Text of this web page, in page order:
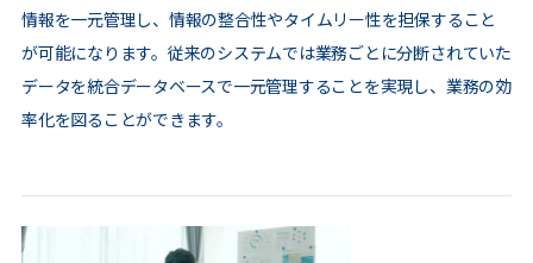
情報を一元管理し、情報の整合性やタイムリー性を担保すること
が可能になります。従来のシステムでは業務ごとに分断されていた
データを統合データベースで一元管理することを実現し、業務の効
率化を図ることができます。